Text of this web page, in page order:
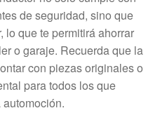
de seguridad, sino que
lo que te permitirá ahorrar
o garaje. Recuerda que la
con piezas originales o
para todos los que